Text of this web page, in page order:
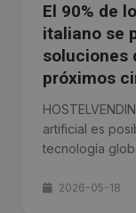
El 90% de
italiano se
soluciones
próximos
artificial es
tecnología
2026-05-18